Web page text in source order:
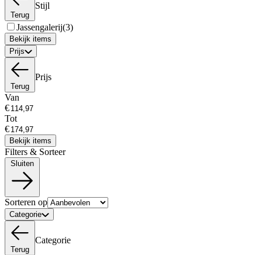
Terug
Stijl
Jassengalerij(3)
Bekijk items
Prijs
Terug
Prijs
Van
€
Tot
€
Bekijk items
Filters & Sorteer
Sorteren op
Categorie
Terug
Categorie